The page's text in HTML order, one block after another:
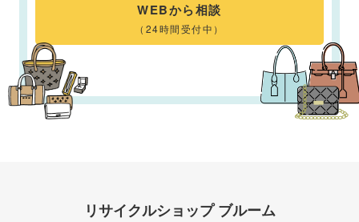
WEBから相談
（24時間受付中）
リサイクルショップ ブルーム